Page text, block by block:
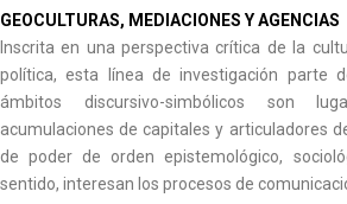
GEOCULTURAS, MEDIACIONES Y AGENCIAS
Inscrita en una perspectiva crítica de la
política, esta línea de investigación parte
ámbitos discursivo-simbólicos son
acumulaciones de capitales y articuladores
de poder de orden epistemológico,
sentido, interesan los procesos de